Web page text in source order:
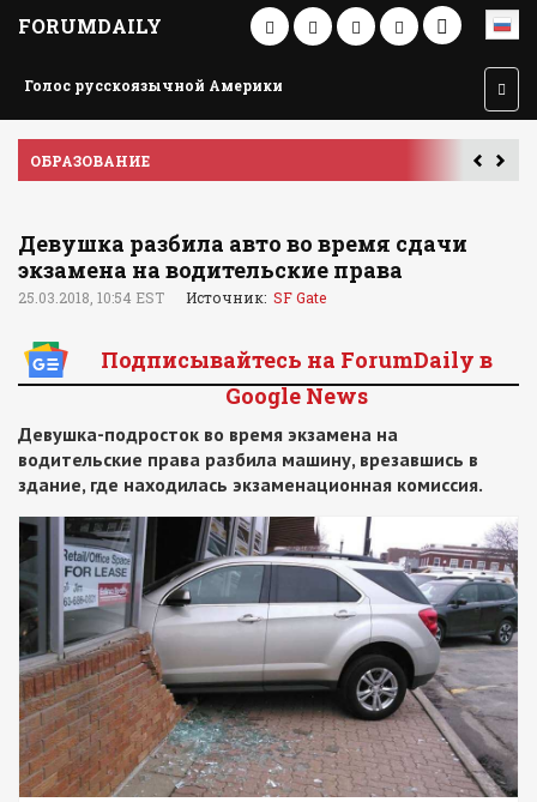
FORUMDAILY
Голос русскоязычной Америки
ПУТЕШЕСТВИЕ ПО АМЕРИКЕ
Девушка разбила авто во время сдачи
экзамена на водительские права
25.03.2018, 10:54 EST Источник: SF Gate
Подписывайтесь на ForumDaily в
Google News
Девушка-подросток во время экзамена на
водительские права разбила машину, врезавшись в
здание, где находилась экзаменационная комиссия.